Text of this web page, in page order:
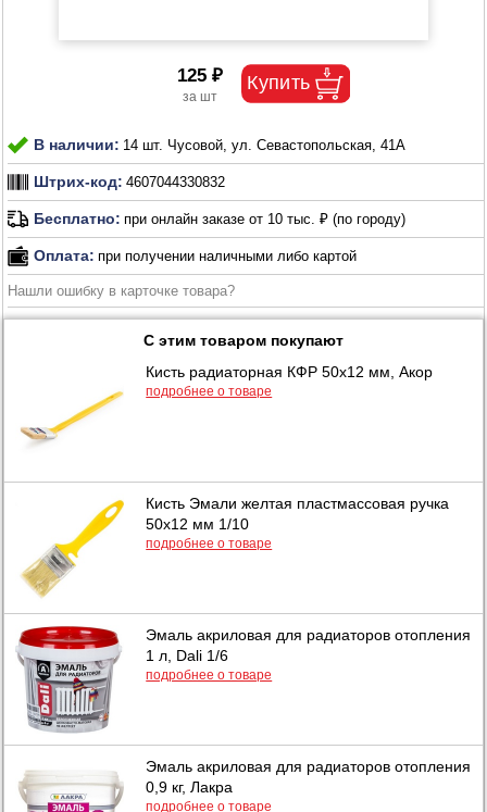
125 ₽
В наличии: 14 шт. Чусовой, ул. Севастопольская, 41А
Штрих-код: 4607044330832
Бесплатно: при онлайн заказе от 10 тыс. ₽ (по городу)
Оплата: при получении наличными либо картой
Нашли ошибку в карточке товара?
С этим товаром покупают
Кисть радиаторная КФР 50х12 мм, Акор
подробнее о товаре
Кисть Эмали желтая пластмассовая ручка
50х12 мм 1/10
подробнее о товаре
Эмаль акриловая для радиаторов отопления
1 л, Dali 1/6
подробнее о товаре
Эмаль акриловая для радиаторов отопления
0,9 кг, Лакра
подробнее о товаре